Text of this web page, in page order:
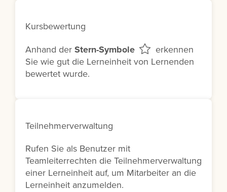
Kursbewertung
Anhand derStern-Symbole
erkennen
Sie wie gut die Lerneinheit von Lernenden
bewertet wurde.
Teilnehmerverwaltung
Rufen Sie als Benutzer mit
Teamleiterrechten die Teilnehmerverwaltung
einer Lerneinheit auf, um Mitarbeiter an die
Lerneinheit anzumelden.